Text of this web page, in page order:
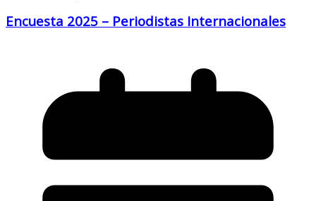
Encuesta 2025 – Periodistas Internacionales